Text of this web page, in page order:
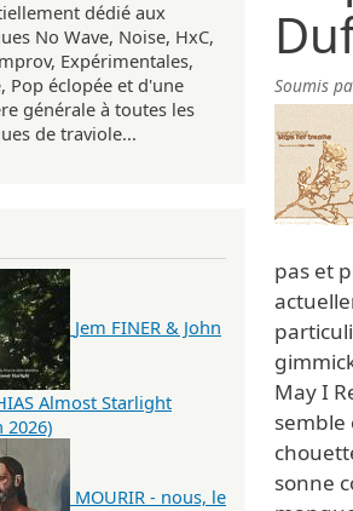
Soumis
pas et
May I
semble
sonne
dédié aux
No Wave, Noise, HxC,
Expérimentales,
Pop éclopée et d'une
générale à toutes les
de traviole...
Jem FINER & John
Almost Starlight
2026)
MOURIR - nous, le